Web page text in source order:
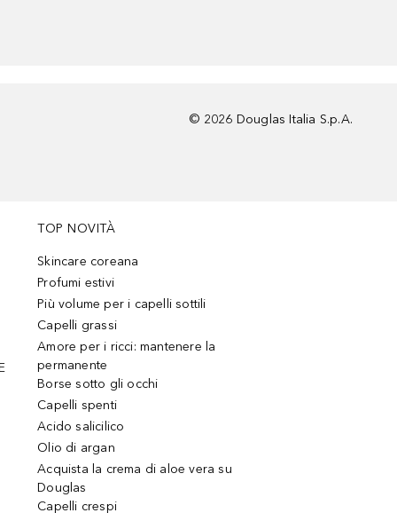
© 2026 Douglas Italia S.p.A.
TOP NOVITÀ
Skincare coreana
Profumi estivi
Più volume per i capelli sottili
Capelli grassi
Amore per i ricci: mantenere la
permanente
Borse sotto gli occhi
Capelli spenti
Acido salicilico
Olio di argan
Acquista la crema di aloe vera su
Douglas
Capelli crespi